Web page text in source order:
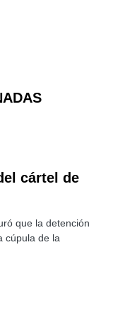
cártel de
que la detención
cúpula de la